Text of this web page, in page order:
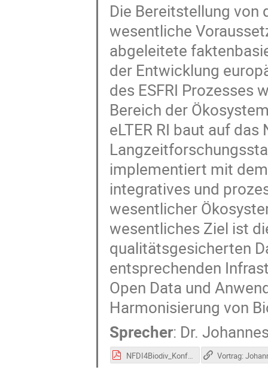
Die Bereitstellung
wesentliche
abgeleitete
der Entwicklung
des ESFRI Prozesses
Bereich der
eLTER RI baut auf
implementiert mit dem
integratives und
wesentlicher
wesentliches Ziel ist
qualitätsgesicherten
entsprechenden
Open Data und
Harmonisierung von
Sprecher: Dr.
NFDI4Biodiv_Konf20201_eLTER-Introduction_Peterseil.pdf